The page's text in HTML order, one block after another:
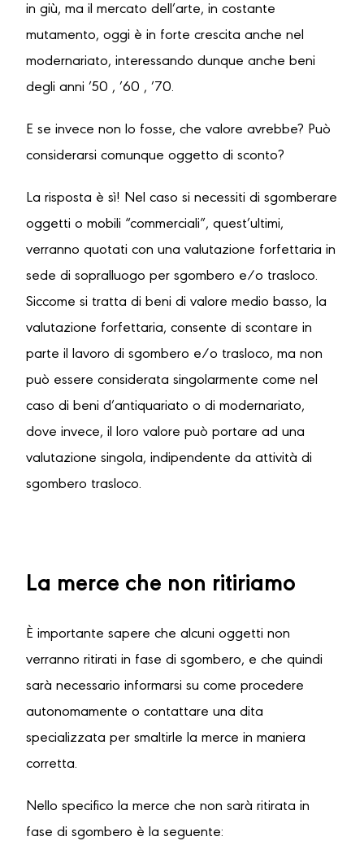
in giù, ma il mercato dell’arte, in costante
mutamento, oggi è in forte crescita anche nel
modernariato, interessando dunque anche beni
degli anni ’50 , ’60 , ’70.
E se invece non lo fosse, che valore avrebbe? Può
considerarsi comunque oggetto di sconto?
La risposta è sì! Nel caso si necessiti di sgomberare
oggetti o mobili “commerciali”, quest’ultimi,
verranno quotati con una valutazione forfettaria in
sede di sopralluogo per sgombero e/o trasloco.
Siccome si tratta di beni di valore medio basso, la
valutazione forfettaria, consente di scontare in
parte il lavoro di sgombero e/o trasloco, ma non
può essere considerata singolarmente come nel
caso di beni d’antiquariato o di modernariato,
dove invece, il loro valore può portare ad una
valutazione singola, indipendente da attività di
sgombero trasloco.
La merce che non ritiriamo
È importante sapere che alcuni oggetti non
verranno ritirati in fase di sgombero, e che quindi
sarà necessario informarsi su come procedere
autonomamente o contattare una dita
specializzata per smaltirle la merce in maniera
corretta.
Nello specifico la merce che non sarà ritirata in
fase di sgombero è la seguente: